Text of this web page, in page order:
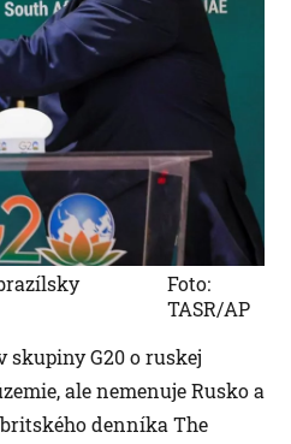
Foto:
TASR/AP
G20 o ruskej
ale nemenuje Rusko a
denníka The